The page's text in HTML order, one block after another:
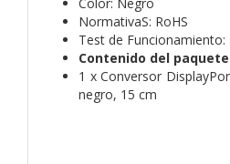
NormativaS: RoHS
Test de
Contenido del
1 x Conversor
negro, 15 cm